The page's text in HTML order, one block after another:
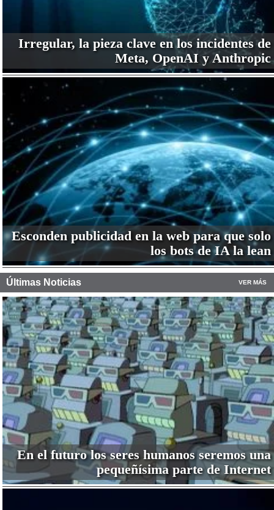
Irregular, la pieza clave en los incidentes de
Meta, OpenAI y Anthropic
Esconden publicidad en la web para que solo
los bots de IA la lean
Últimas Noticias VER MÁS
En el futuro los seres humanos seremos una
pequeñísima parte de Internet